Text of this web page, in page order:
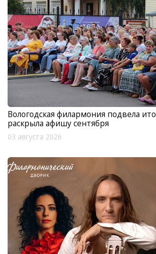
Вологодская филармония подвела
раскрыла афишу сентября
03 августа 2026